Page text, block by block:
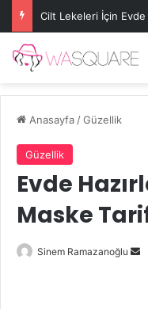
Cilt Lekeleri İçin Evde
Anasayfa/Güzellik
Güzellik
Evde
Maske
Sinem Ramazanoğlu
Bir